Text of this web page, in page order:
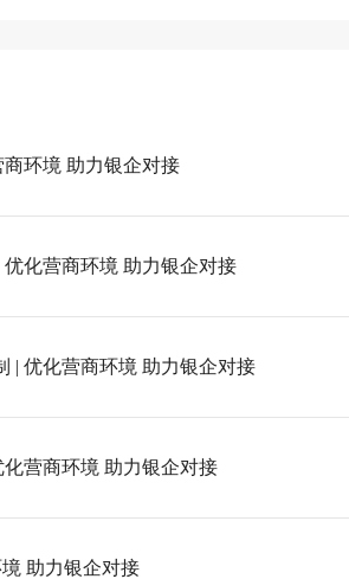
环境 助力银企对接
化营商环境 助力银企对接
| 优化营商环境 助力银企对接
营商环境 助力银企对接
助力银企对接